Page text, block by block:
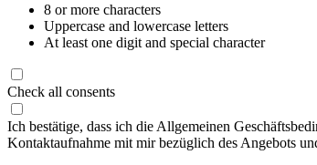
8 or more characters
Uppercase and lowercase letters
At least one digit and special character
Check all consents
Ich bestätige, dass ich die Allgemeinen
Kontaktaufnahme mit mir bezüglich des Angebots